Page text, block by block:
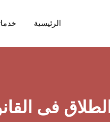
الرئيسية
الطلاق فى